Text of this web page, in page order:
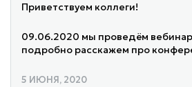
Приветствуем коллеги!
09.06.2020 мы проведём
подробно расскажем про
5 ИЮНЯ, 2020